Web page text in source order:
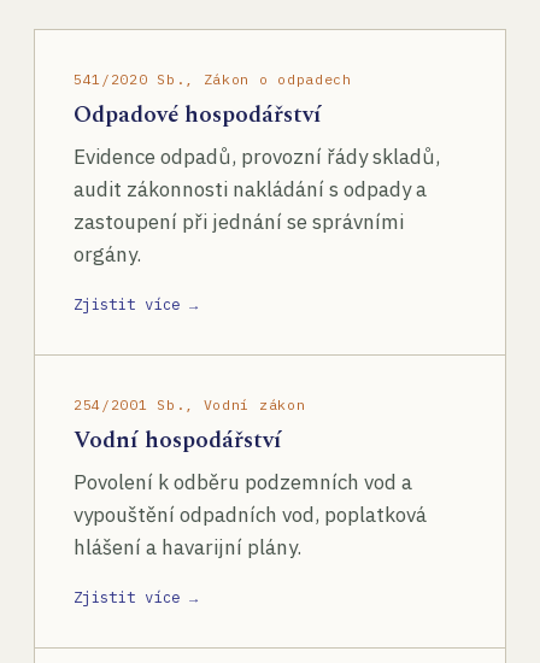
541/2020 Sb., Zákon o odpadech
Odpadové hospodářství
Evidence odpadů, provozní řády skladů,
audit zákonnosti nakládání s odpady a
zastoupení při jednání se správními
orgány.
Zjistit více →
254/2001 Sb., Vodní zákon
Vodní hospodářství
Povolení k odběru podzemních vod a
vypouštění odpadních vod, poplatková
hlášení a havarijní plány.
Zjistit více →